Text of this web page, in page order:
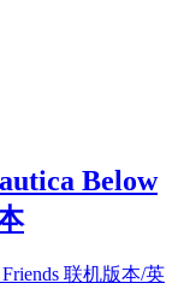
Below